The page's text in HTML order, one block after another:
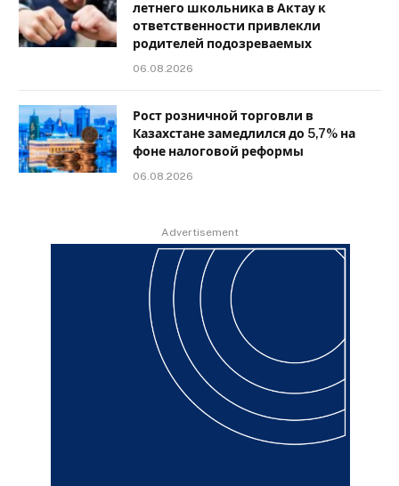
летнего школьника в Актау к
ответственности привлекли
родителей подозреваемых
06.08.2026
Рост розничной торговли в
Казахстане замедлился до 5,7% на
фоне налоговой реформы
06.08.2026
Advertisement